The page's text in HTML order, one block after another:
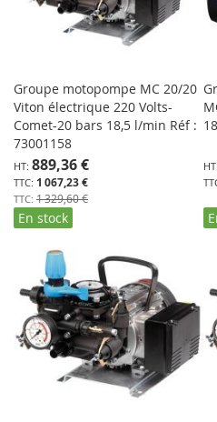
Groupe motopompe MC 20/20
Viton électrique 220 Volts-
Comet-20 bars 18,5 l/min Réf :
73001158
Prix
Spécial1 067,23 €
889,36 €
1 329,60 €
En stock